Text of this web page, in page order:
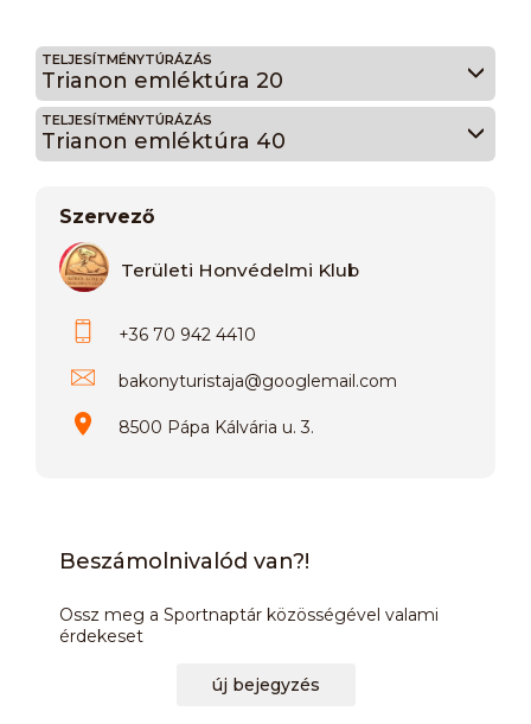
TELJESÍTMÉNYTÚRÁZÁS
Trianon emléktúra 20
TELJESÍTMÉNYTÚRÁZÁS
Trianon emléktúra 40
Szervező
Területi Honvédelmi Klub
+36 70 942 4410
bakonyturistaja@googlemail.com
8500 Pápa Kálvária u. 3.
Beszámolnivalód van?!
Ossz meg a Sportnaptár közösségével valami
érdekeset
új bejegyzés